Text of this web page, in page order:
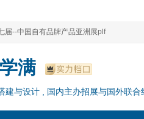
有品牌展--百货展|食品展 零售展|oem展
有--品牌产品亚洲展（plf）
届--中国自有品牌产品亚洲展plf
有--品牌产品亚洲展（plf）
--第17届自有品牌展
满
建与设计 , 国内主办招展与国外联合